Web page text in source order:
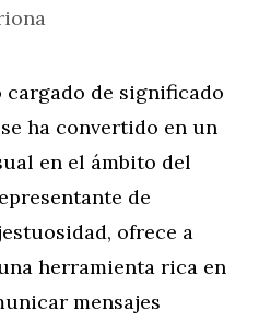
de significado
ha convertido en un
en el ámbito del
de
ofrece a
herramienta rica en
mensajes